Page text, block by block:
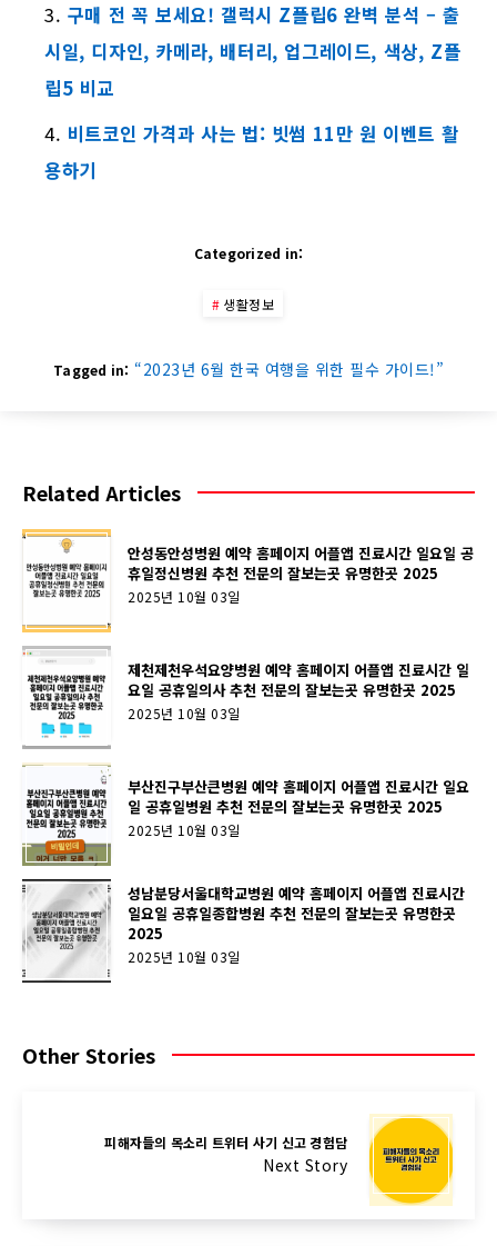
구매 전 꼭 보세요! 갤럭시 Z플립6 완벽 분석 – 출
시일, 디자인, 카메라, 배터리, 업그레이드, 색상, Z플
립5 비교
비트코인 가격과 사는 법: 빗썸 11만 원 이벤트 활
용하기
Categorized in:
생활정보
Tagged in: “2023년 6월 한국 여행을 위한 필수 가이드!”
Related Articles
안성동안성병원 예약 홈페이지 어플앱 진료시간 일요일 공
휴일정신병원 추천 전문의 잘보는곳 유명한곳 2025
2025년 10월 03일
제천제천우석요양병원 예약 홈페이지 어플앱 진료시간 일
요일 공휴일의사 추천 전문의 잘보는곳 유명한곳 2025
2025년 10월 03일
부산진구부산큰병원 예약 홈페이지 어플앱 진료시간 일요
일 공휴일병원 추천 전문의 잘보는곳 유명한곳 2025
2025년 10월 03일
성남분당서울대학교병원 예약 홈페이지 어플앱 진료시간
일요일 공휴일종합병원 추천 전문의 잘보는곳 유명한곳
2025
2025년 10월 03일
Other Stories
피해자들의 목소리 트위터 사기 신고 경험담
Next Story